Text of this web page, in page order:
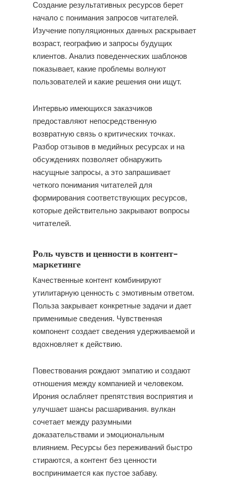
Создание результативных ресурсов берет
начало с понимания запросов читателей.
Изучение популяционных данных раскрывает
возраст, географию и запросы будущих
клиентов. Анализ поведенческих шаблонов
показывает, какие проблемы волнуют
пользователей и какие решения они ищут.
Интервью имеющихся заказчиков
предоставляют непосредственную
возвратную связь о критических точках.
Разбор отзывов в медийных ресурсах и на
обсуждениях позволяет обнаружить
насущные запросы, а это запрашивает
четкого понимания читателей для
формирования соответствующих ресурсов,
которые действительно закрывают вопросы
читателей.
Роль чувств и ценности в контент-
маркетинге
Качественные контент комбинируют
утилитарную ценность с эмотивным ответом.
Польза закрывает конкретные задачи и дает
применимые сведения. Чувственная
компонент создает сведения удерживаемой и
вдохновляет к действию.
Повествования рождают эмпатию и создают
отношения между компанией и человеком.
Ирония ослабляет препятствия восприятия и
улучшает шансы расшаривания. вулкан
сочетает между разумными
доказательствами и эмоциональным
влиянием. Ресурсы без переживаний быстро
стираются, а контент без ценности
воспринимается как пустое забаву.